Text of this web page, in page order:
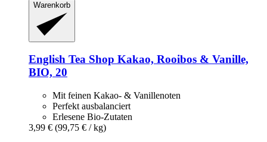
Warenkorb
English Tea Shop Kakao, Rooibos & Vanille,
BIO, 20
Mit feinen Kakao- & Vanillenoten
Perfekt ausbalanciert
Erlesene Bio-Zutaten
3,99 € (99,75 € / kg)